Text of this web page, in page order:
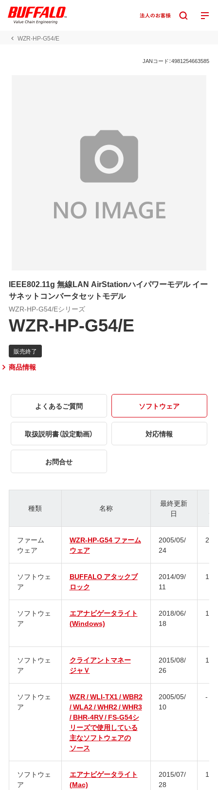
WZR-HP-G54/E
JANコード：4981254663585
IEEE802.11g 無線LAN AirStationハイパワーモデル イー
サネットコンバータセットモデル
WZR-HP-G54/Eシリーズ
WZR-HP-G54/E
商品情報
よくあるご質問 ソフトウェア
取扱説明書（設定動画） 対応情報
お問合せ
種類 名称
最終更新
日
ジ
ファーム
ウェア
WZR-HP-G54 ファーム
ウェア
2005/05/
24
ソフトウェ
ア
BUFFALO アタックブ
ロック
2014/09/
11
ソフトウェ
ア
エアナビゲータライト
(Windows)
2018/06/
18
ソフトウェ
ア
クライアントマネー
ジャＶ
2015/08/
26
ソフトウェ
ア
WZR / WLI-TX1 / WBR2
/ WLA2 / WHR2 / WHR3
/ BHR-4RV / FS-G54シ
リーズで使用している
主なソフトウェアの
ソース
2005/05/
10
-
ソフトウェ
ア
エアナビゲータライト
(Mac)
2015/07/
28